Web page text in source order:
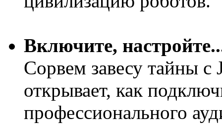
Включите,
Сорвем завесу тайны
открывает, как
профессионального